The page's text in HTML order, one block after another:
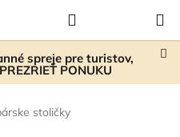
spreje pre turistov,
PONUKU
KOŠÍK
stoličky